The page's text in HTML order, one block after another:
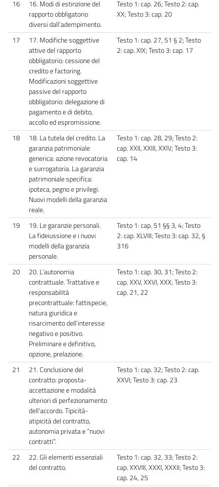
16
16. Modi di estinzione del
rapporto obbligatorio
diversi dall’adempimento.
Testo 1: cap. 26; Testo 2: cap.
XX; Testo 3: cap. 20
17
17. Modifiche soggettive
attive del rapporto
obbligatorio: cessione del
credito e factoring.
Modificazioni soggettive
passive del rapporto
obbligatorio: delegazione di
pagamento e di debito,
accollo ed espromissione.
Testo 1: cap. 27, 51 § 2; Testo
2: cap. XIX; Testo 3: cap. 17
18
18. La tutela del credito. La
garanzia patrimoniale
generica: azione revocatoria
e surrogatoria. La garanzia
patrimoniale specifica:
ipoteca, pegno e privilegi.
Nuovi modelli della garanzia
reale.
Testo 1: cap. 28, 29; Testo 2:
cap. XXII, XXIII, XXIV; Testo 3:
cap. 14
19
19. Le garanzie personali.
La fideiussione e i nuovi
modelli della garanzia
personale.
Testo 1: cap. 51 §§ 3, 4; Testo
2: cap. XLVIII; Testo 3: cap. 32, §
316
20
20. L’autonomia
contrattuale. Trattative e
responsabilità
precontrattuale: fattispecie,
natura giuridica e
risarcimento dell’interesse
negativo e positivo.
Preliminare e definitivo,
opzione, prelazione.
Testo 1: cap. 30, 31; Testo 2:
cap. XXV, XXVI, XXX; Testo 3:
cap. 21, 22
21
21. Conclusione del
contratto: proposta-
accettazione e modalità
ulteriori di perfezionamento
dell’accordo. Tipicità-
atipicità del contratto,
autonomia privata e “nuovi
contratti”.
Testo 1: cap. 32; Testo 2: cap.
XXVI; Testo 3: cap. 23
22
22. Gli elementi essenziali
del contratto.
Testo 1: cap. 32, 33; Testo 2:
cap. XXVIII, XXXI, XXXII; Testo 3:
cap. 24, 25